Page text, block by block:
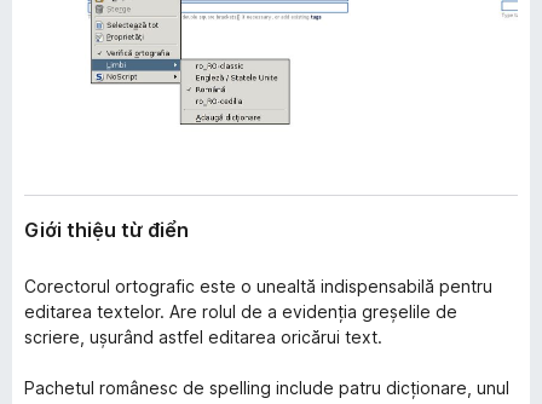
Giới thiệu từ điển
Corectorul ortografic este o unealtă indispensabilă pentru
editarea textelor. Are rolul de a evidenția greșelile de
scriere, ușurând astfel editarea oricărui text.
Pachetul românesc de spelling include patru dicționare, unul